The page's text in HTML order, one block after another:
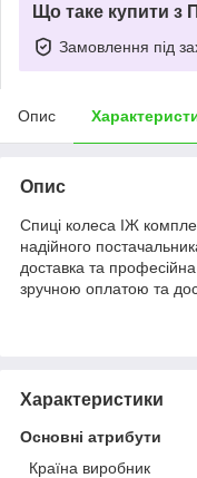
Що таке купити з
Замовлення під
Опис
Опис
Спиці колеса ІЖ
надійного
доставка та
зручною оплатою та
Характеристики
Основні атрибути
Країна виробник